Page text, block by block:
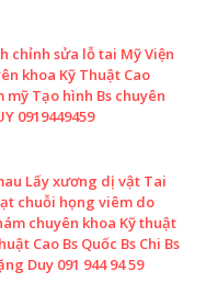
chỉnh sửa lỗ tai Mỹ Viện
khoa Kỹ Thuật Cao
Tạo hình Bs chuyên
0919449459
Lấy xương dị vật Tai
chuỗi họng viêm do
chuyên khoa Kỹ thuật
Cao Bs Quốc Bs Chi Bs
Duy 091 944 94 59